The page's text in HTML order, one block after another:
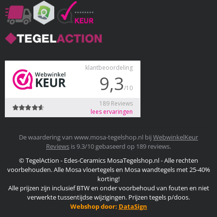
De waardering van www.mosa-tegelshop.nl bij WebwinkelKeur
Reviews is 9.3/10 gebaseerd op 189 reviews.
© TegelAction - Edes-Ceramics MosaTegelshop.nl - Alle rechten
voorbehouden. Alle Mosa vloertegels en Mosa wandtegels met 25-40%
korting!
Alle prijzen zijn inclusief BTW en onder voorbehoud van fouten en niet
verwerkte tussentijdse wijzigingen. Prijzen tegels p/doos.
Webshop door: DataSign